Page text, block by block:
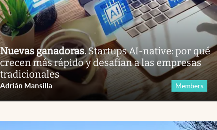
Nuevas ganadoras.Startups AI-native: por qué
crecen más rápido y desafían a las empresas
tradicionales
Adrián Mansilla Members